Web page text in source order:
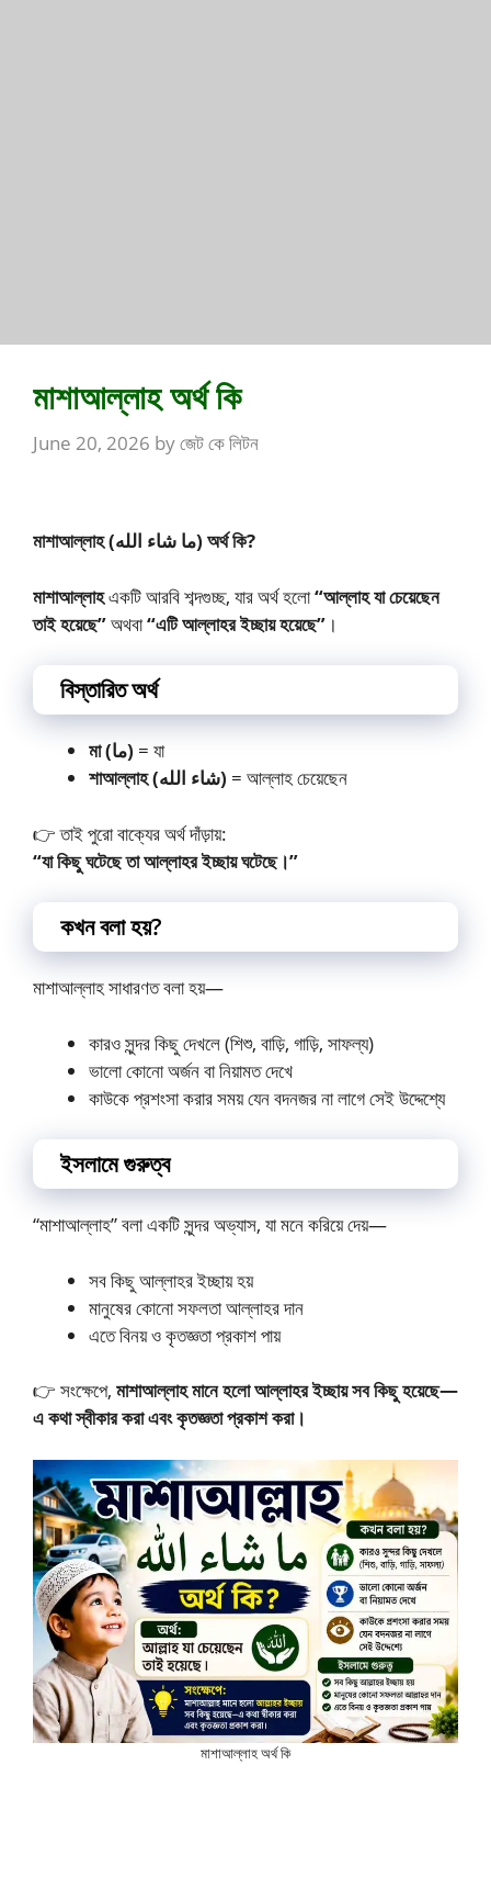
মাশাআল্লাহ অর্থ কি
June 20, 2026 byজেট কে লিটন
মাশাআল্লাহ (ما شاء الله) অর্থ কি?
মাশাআল্লাহএকটি আরবি শব্দগুচ্ছ, যার অর্থ হলো“আল্লাহ যা চেয়েছেন
তাই হয়েছে”অথবা“এটি আল্লাহর ইচ্ছায় হয়েছে” ।
বিস্তারিত অর্থ
মা (ما) = যা
শাআল্লাহ (شاء الله) = আল্লাহ চেয়েছেন
👉 তাই পুরো বাক্যের অর্থ দাঁড়ায়:
“যা কিছু ঘটেছে তা আল্লাহর ইচ্ছায় ঘটেছে।”
কখন বলা হয়?
মাশাআল্লাহ সাধারণত বলা হয়—
কারও সুন্দর কিছু দেখলে (শিশু, বাড়ি, গাড়ি, সাফল্য)
ভালো কোনো অর্জন বা নিয়ামত দেখে
কাউকে প্রশংসা করার সময় যেন বদনজর না লাগে সেই উদ্দেশ্যে
ইসলামে গুরুত্ব
“মাশাআল্লাহ” বলা একটি সুন্দর অভ্যাস, যা মনে করিয়ে দেয়—
সব কিছু আল্লাহর ইচ্ছায় হয়
মানুষের কোনো সফলতা আল্লাহর দান
এতে বিনয় ও কৃতজ্ঞতা প্রকাশ পায়
👉 সংক্ষেপে, মাশাআল্লাহ মানে হলো আল্লাহর ইচ্ছায় সব কিছু হয়েছে—
এ কথা স্বীকার করা এবং কৃতজ্ঞতা প্রকাশ করা।
মাশাআল্লাহ অর্থ কি